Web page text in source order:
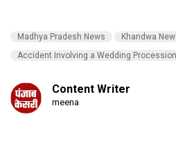
Madhya Pradesh News Khandwa
Accident Involving a Wedding Procession
Content Writer
meena